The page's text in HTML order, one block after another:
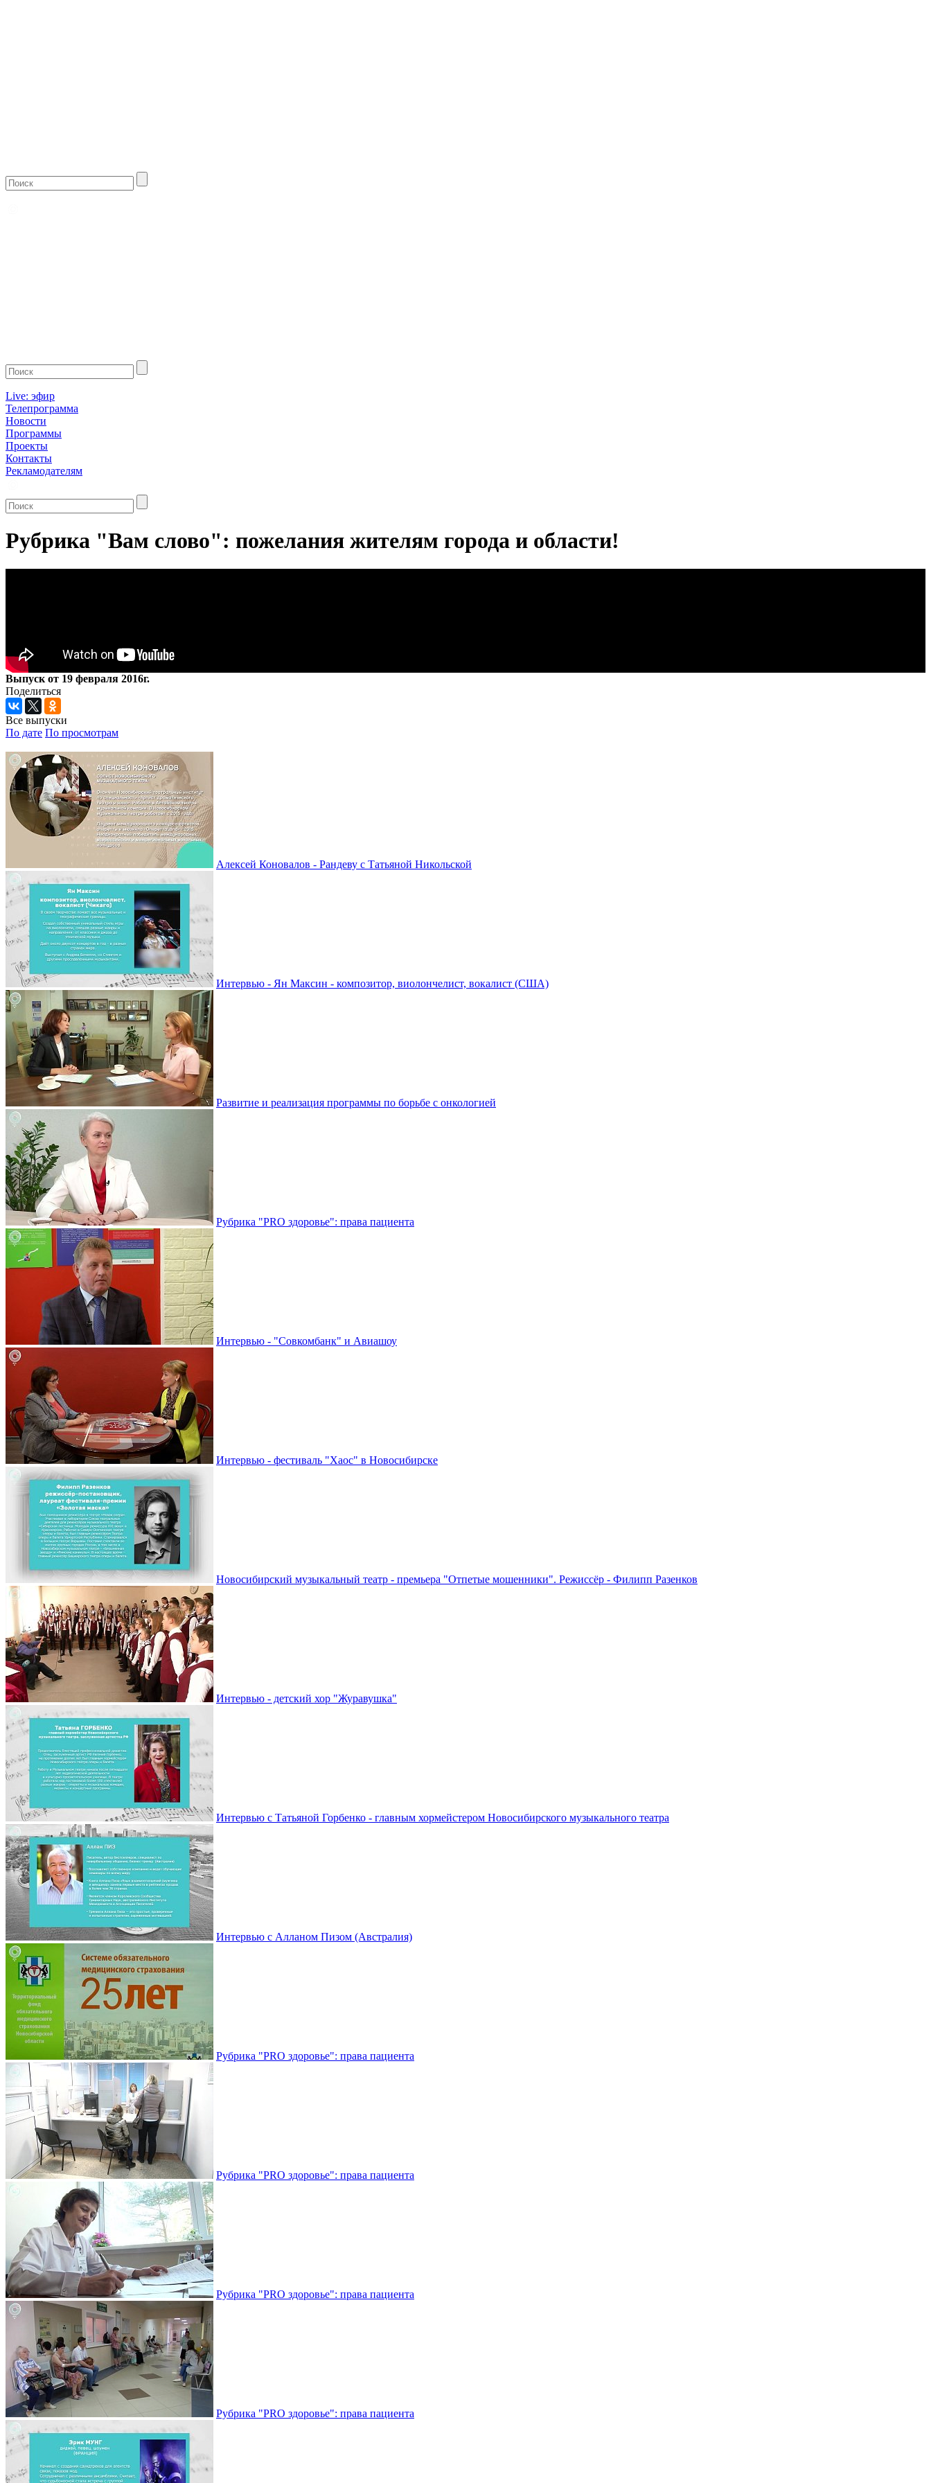
Live: эфир
Телепрограмма
Новости
Программы
Проекты
Контакты
Рекламодателям
Рубрика "Вам слово": пожелания жителям города и области!
Выпуск от 19 февраля 2016г.
Поделиться
Все выпуски
По дате По просмотрам
Алексей Коновалов - Рандеву с Татьяной Никольской
Интервью - Ян Максин - композитор, виолончелист, вокалист (США)
Развитие и реализация программы по борьбе с онкологией
Рубрика "PRO здоровье": права пациента
Интервью - "Совкомбанк" и Авиашоу
Интервью - фестиваль "Хаос" в Новосибирске
Новосибирский музыкальный театр - премьера "Отпетые мошенники". Режиссёр - Филипп Разенков
Интервью - детский хор "Журавушка"
Интервью с Татьяной Горбенко - главным хормейстером Новосибирского музыкального театра
Интервью с Алланом Пизом (Австралия)
Рубрика "PRO здоровье": права пациента
Рубрика "PRO здоровье": права пациента
Рубрика "PRO здоровье": права пациента
Рубрика "PRO здоровье": права пациента